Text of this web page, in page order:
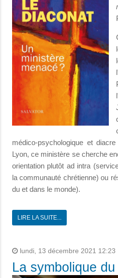
médico-psychologique et
Lyon, ce ministère se cherche
orientation plutôt ad intra
la communauté chrétienne) ou
du et dans le monde).
LIRE LA SUITE...
lundi, 13 décembre 2021 12:23
La symbolique